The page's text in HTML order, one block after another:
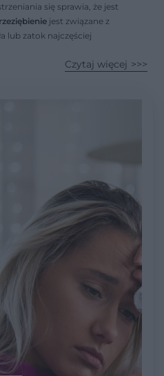
się sprawia, że jest
jest związane z
lub zatok najczęściej
Czytaj więcej